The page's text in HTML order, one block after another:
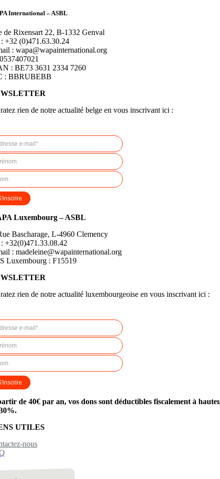
International – ASBL
de Rixensart 22, B-1332 Genval
+32 (0)471.63.30.24
: wapa@wapainternational.org
: BE73 3631 2334 7260
: BBRUBEBB
rien de notre actualité belge en vous inscrivant ici :
Luxembourg – ASBL
Bascharage, L-4960 Clemency
+32(0)471.33.08.42
: madeleine@wapainternational.org
Luxembourg : F15519
rien de notre actualité luxembourgeoise en vous inscrivant ici :
artir de 40€ par an, vos dons sont déductibles fiscalement à
UTILES
nous